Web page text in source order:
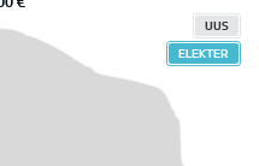
UUS
ELEKTER